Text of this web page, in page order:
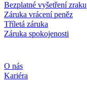
Bezplatné vyšetření zraku
Záruka vrácení peněz
Tříletá záruka
Záruka spokojenosti
O nás
Kariéra